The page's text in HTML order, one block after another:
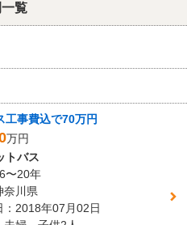
覧
工事費込で70万円
万円
トバス
〜20年
奈川県
：2018年07月02日